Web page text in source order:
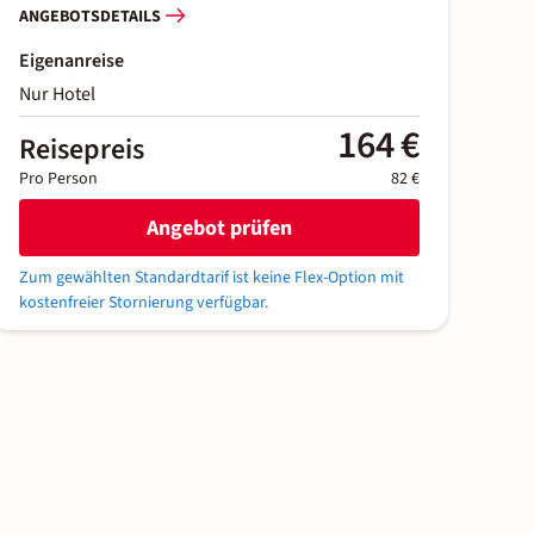
ANGEBOTSDETAILS
Eigenanreise
Nur Hotel
Reisepreis 164 €
Pro Person 82 €
Angebot prüfen
Zum gewählten Standardtarif ist keine Flex-Option mit
kostenfreier Stornierung verfügbar.